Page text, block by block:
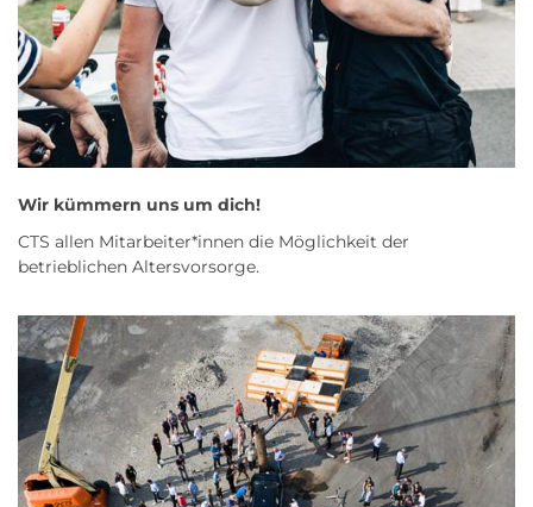
Wir kümmern uns um dich!
CTS allen Mitarbeiter*innen die Möglichkeit der
betrieblichen Altersvorsorge.